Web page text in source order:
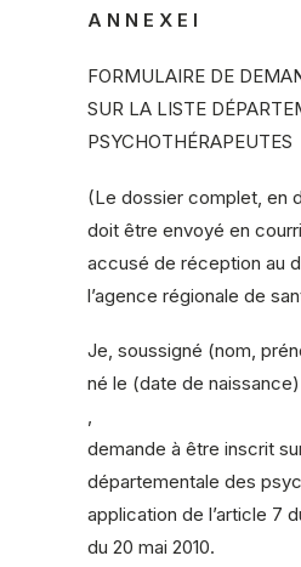
A N N E X E I
FORMULAIRE DE
SUR LA LISTE
PSYCHOTHÉRAPEUTES
(Le dossier complet, en
doit être envoyé en
accusé de réception au
l’agence régionale de
Je, soussigné (nom,
né le (date de
,
demande à être inscrit
départementale des
application de l’article 7
du 20 mai 2010.